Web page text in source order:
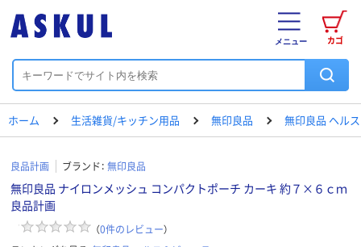
カゴ
メニュー
ホーム 生活雑貨/キッチン用品 無印良品 無印良品 ヘル
良品計画 ブランド： 無印良品
無印良品 ナイロンメッシュ コンパクトポーチ カーキ 約７×６ｃｍ
良品計画
（0件のレビュー）